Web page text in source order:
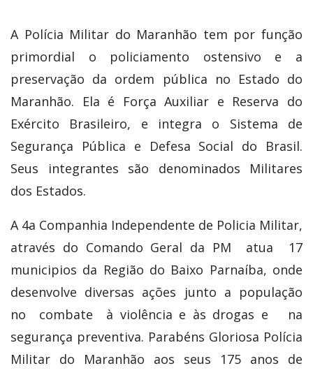
Exército Brasileiro, e integra o Sistema de
Segurança Pública e Defesa Social do Brasil.
Seus integrantes são denominados Militares
dos Estados.
A 4a Companhia Independente de Policia Militar,
através do Comando Geral da PM atua 17
municipios da Região do Baixo Parnaíba, onde
desenvolve diversas ações junto a população
no combate à violência e às drogas e na
segurança preventiva. Parabéns Gloriosa Polícia
Militar do Maranhão aos seus 175 anos de
história.